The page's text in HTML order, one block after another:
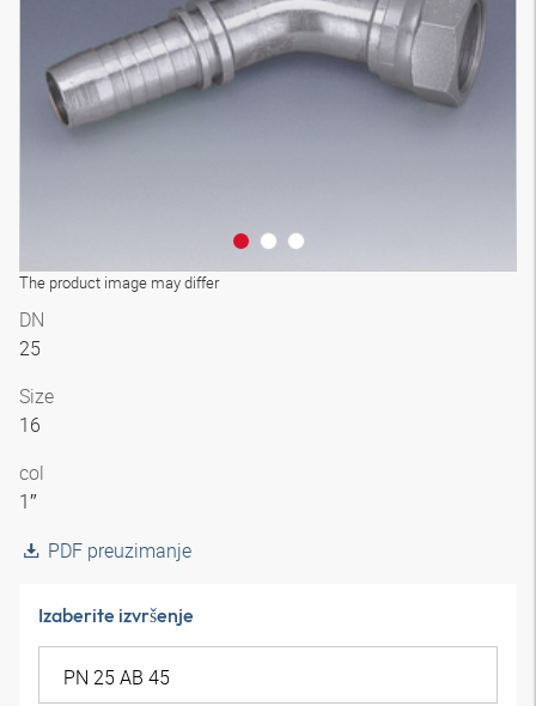
The product image may differ
3D model
DN
25
Size
16
col
1″
PDF preuzimanje
Izaberite izvršenje